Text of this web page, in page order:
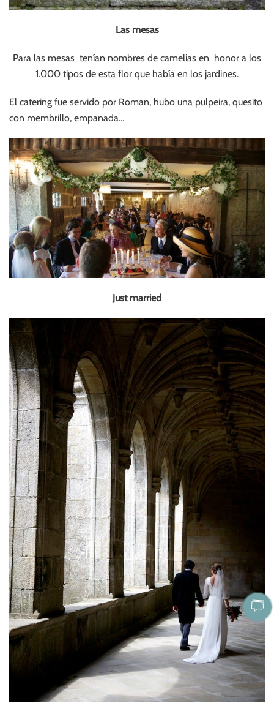
Las mesas
Para las mesas tenían nombres de camelias en honor a los
1.000 tipos de esta flor que había en los jardines.
El catering fue servido por Roman, hubo una pulpeira, quesito
con membrillo, empanada…
Just married